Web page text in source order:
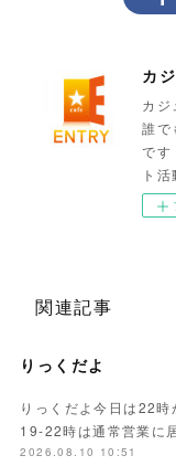
カジ
誰で
です
ト
関連記事
りっくだよ
りっくだよ今日は22
19-22時は通常営業に
2026.08.10 10:51